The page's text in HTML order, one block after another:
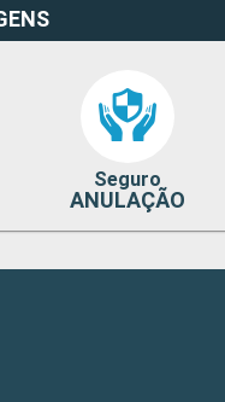
Seguro
ANULAÇÃO